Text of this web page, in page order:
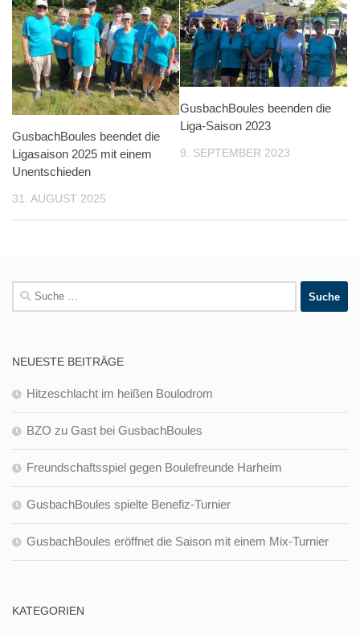
GusbachBoules beendet die
Ligasaison 2025 mit einem
Unentschieden
31. AUGUST 2025
GusbachBoules beenden die
Liga-Saison 2023
9. SEPTEMBER 2023
Suche
nach:
NEUESTE BEITRÄGE
Hitzeschlacht im heißen Boulodrom
BZO zu Gast bei GusbachBoules
Freundschaftsspiel gegen Boulefreunde Harheim
GusbachBoules spielte Benefiz-Turnier
GusbachBoules eröffnet die Saison mit einem Mix-Turnier
KATEGORIEN